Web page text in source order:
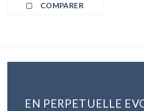
COMPARER
EN PERPETUELLE